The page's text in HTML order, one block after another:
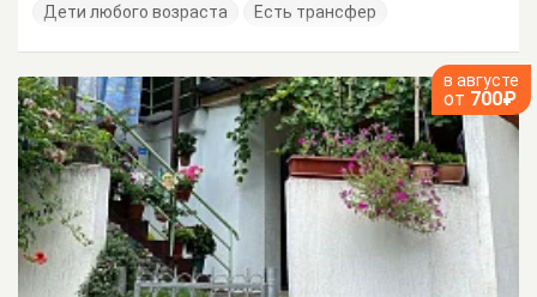
Дети любого возраста
Есть трансфер
в августе
от 700₽